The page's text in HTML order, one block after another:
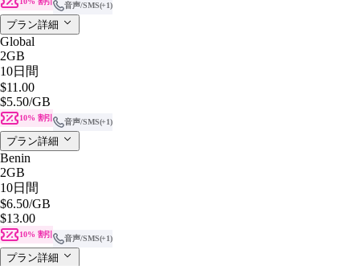
音声/SMS(+1)
プラン詳細
Global
2GB
10日間
$11.00
$5.50/GB
10% 割引 音声/SMS(+1)
プラン詳細
Benin
2GB
10日間
$6.50/GB
$13.00
10% 割引 音声/SMS(+1)
プラン詳細